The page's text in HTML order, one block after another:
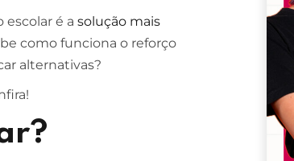
é a solução mais
como funciona o reforço
alternativas?